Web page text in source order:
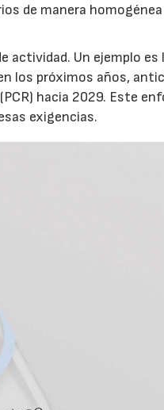
de manera
actividad. Un ejemplo es
los próximos años,
hacia 2029. Este
exigencias.